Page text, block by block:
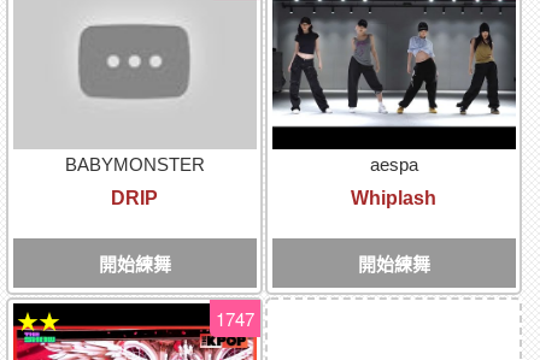
BABYMONSTER
DRIP
開始練舞
aespa
Whiplash
開始練舞
1747
★★